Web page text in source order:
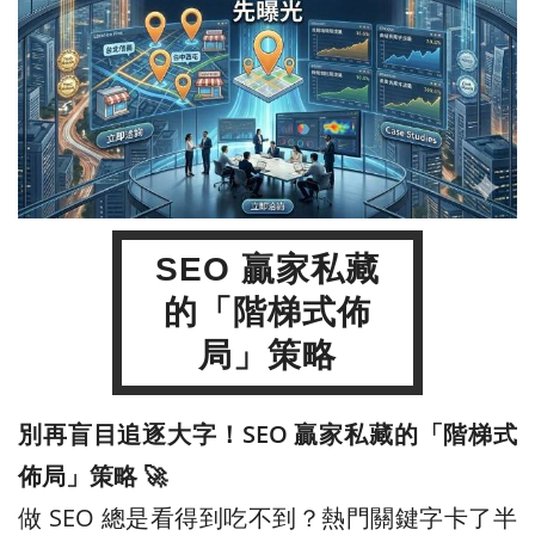
SEO 贏家私藏
的「階梯式佈
局」策略
別再盲目追逐大字！SEO 贏家私藏的「階梯式
佈局」策略 🚀
做 SEO 總是看得到吃不到？熱門關鍵字卡了半